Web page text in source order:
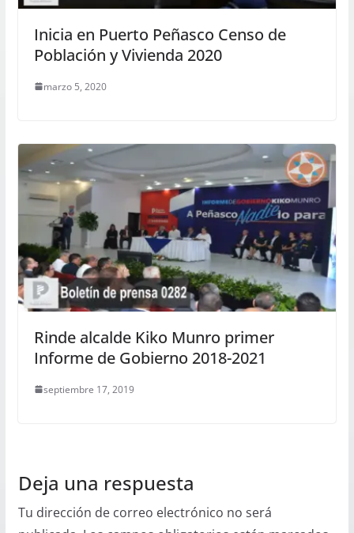
Inicia en Puerto Peñasco Censo de
Población y Vivienda 2020
marzo 5, 2020
Rinde alcalde Kiko Munro primer
Informe de Gobierno 2018-2021
septiembre 17, 2019
Deja una respuesta
Tu dirección de correo electrónico no será